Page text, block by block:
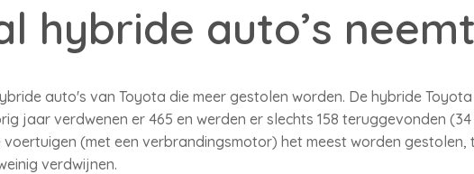
hybride auto’s
auto's van Toyota die meer gestolen worden. De hybride
jaar verdwenen er 465 en werden er slechts 158 teruggevonden
voertuigen (met een verbrandingsmotor) het meest worden
verdwijnen.